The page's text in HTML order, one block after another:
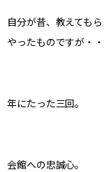
自分が昔、教えても
やったものですが・・
年にたった三回。
会館への忠誠心。